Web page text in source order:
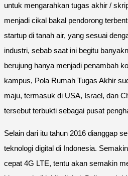
untuk mengarahkan tugas akhir /
menjadi cikal bakal pendorong
startup di tanah air, yang sesuai
industri, sebab saat ini begitu
berujung hanya menjadi penambah
kampus, Pola Rumah Tugas Akhir
maju, termasuk di USA, Israel, dan
tersebut terbukti sebagai pusat
Selain dari itu tahun 2016 dianggap
teknologi digital di Indonesia.
cepat 4G LTE, tentu akan semakin